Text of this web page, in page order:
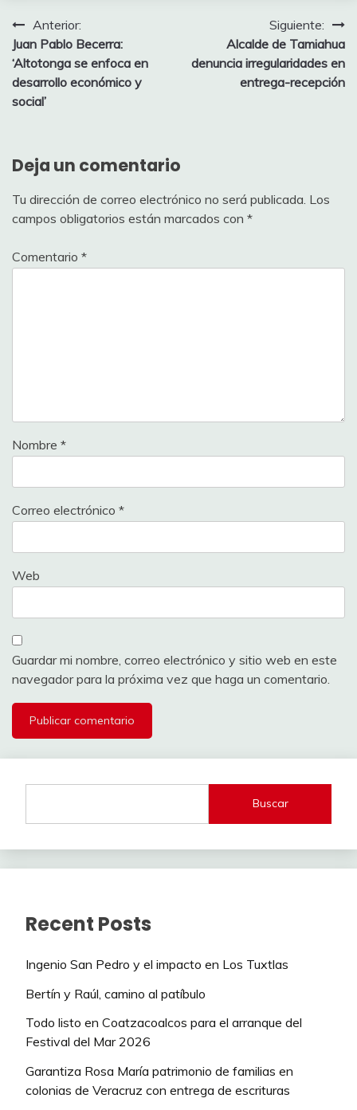
Navegación
de
entradas
Anterior:
Juan Pablo Becerra:
‘Altotonga se enfoca en
desarrollo económico y
social’
Siguiente:
Alcalde de Tamiahua
denuncia irregularidades en
entrega-recepción
Deja un comentario
Tu dirección de correo electrónico no será publicada. Los
campos obligatorios están marcados con *
Comentario *
Nombre *
Correo electrónico *
Web
Guardar mi nombre, correo electrónico y sitio web en este
navegador para la próxima vez que haga un comentario.
Buscar
Recent Posts
Ingenio San Pedro y el impacto en Los Tuxtlas
Bertín y Raúl, camino al patíbulo
Todo listo en Coatzacoalcos para el arranque del
Festival del Mar 2026
Garantiza Rosa María patrimonio de familias en
colonias de Veracruz con entrega de escrituras